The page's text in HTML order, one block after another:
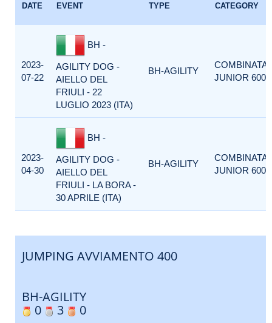
DATE EVENT TYPE CATEGORY
2023-
07-22
BH -
AGILITY DOG -
AIELLO DEL
FRIULI - 22
LUGLIO 2023 (ITA)
BH-AGILITY
COMBINATA
JUNIOR 600
2023-
04-30
BH -
AGILITY DOG -
AIELLO DEL
FRIULI - LA BORA -
30 APRILE (ITA)
BH-AGILITY
COMBINATA
JUNIOR 600
JUMPING AVVIAMENTO 400
BH-AGILITY
0
3 0